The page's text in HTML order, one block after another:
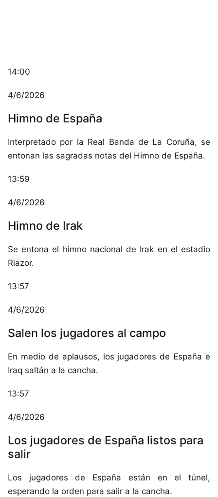
14:00
4/6/2026
Himno de España
Interpretado por la Real Banda de La Coruña, se
entonan las sagradas notas del Himno de España.
13:59
4/6/2026
Himno de Irak
Se entona el himno nacional de Irak en el estadio
Riazor.
13:57
4/6/2026
Salen los jugadores al campo
En medio de aplausos, los jugadores de España e
Iraq saltán a la cancha.
13:57
4/6/2026
Los jugadores de España listos para
salir
Los jugadores de España están en el túnel,
esperando la orden para salir a la cancha.